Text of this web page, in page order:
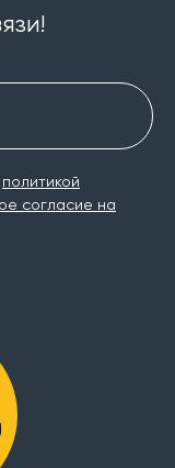
политикой
согласие на